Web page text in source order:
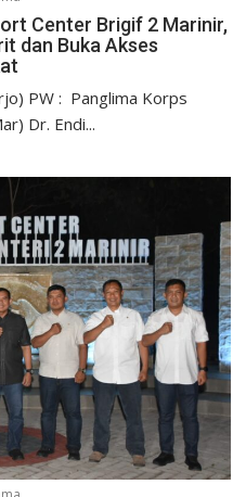
Center Brigif 2 Marinir,
dan Buka Akses
PW : Panglima Korps
Dr. Endi...